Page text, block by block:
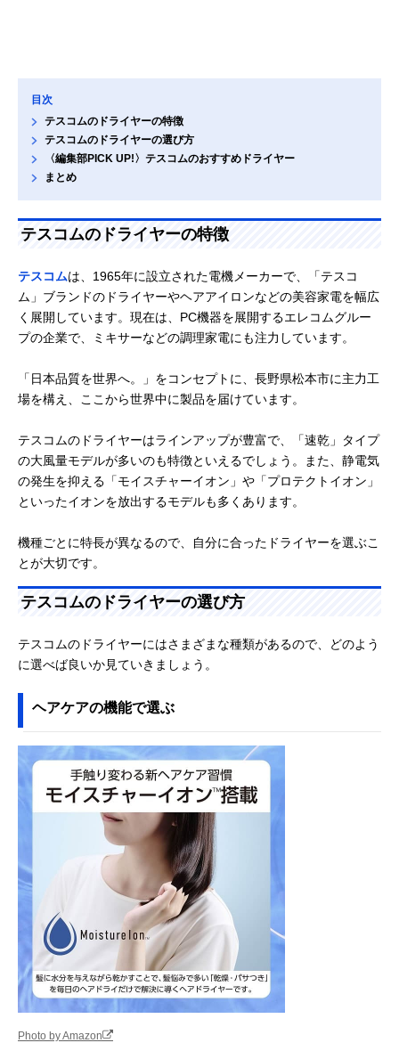
目次
テスコムのドライヤーの特徴
テスコムのドライヤーの選び方
〈編集部PICK UP!〉テスコムのおすすめドライヤー
まとめ
テスコムのドライヤーの特徴
テスコムは、1965年に設立された電機メーカーで、「テスコ
ム」ブランドのドライヤーやヘアアイロンなどの美容家電を幅広
く展開しています。現在は、PC機器を展開するエレコムグルー
プの企業で、ミキサーなどの調理家電にも注力しています。
「日本品質を世界へ。」をコンセプトに、長野県松本市に主力工
場を構え、ここから世界中に製品を届けています。
テスコムのドライヤーはラインアップが豊富で、「速乾」タイプ
の大風量モデルが多いのも特徴といえるでしょう。また、静電気
の発生を抑える「モイスチャーイオン」や「プロテクトイオン」
といったイオンを放出するモデルも多くあります。
機種ごとに特長が異なるので、自分に合ったドライヤーを選ぶこ
とが大切です。
テスコムのドライヤーの選び方
テスコムのドライヤーにはさまざまな種類があるので、どのよう
に選べば良いか見ていきましょう。
ヘアケアの機能で選ぶ
Photo by Amazon